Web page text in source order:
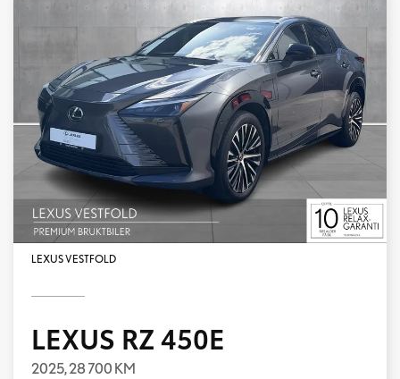
LEXUS VESTFOLD
LEXUS RZ 450E
2025,28 700 KM